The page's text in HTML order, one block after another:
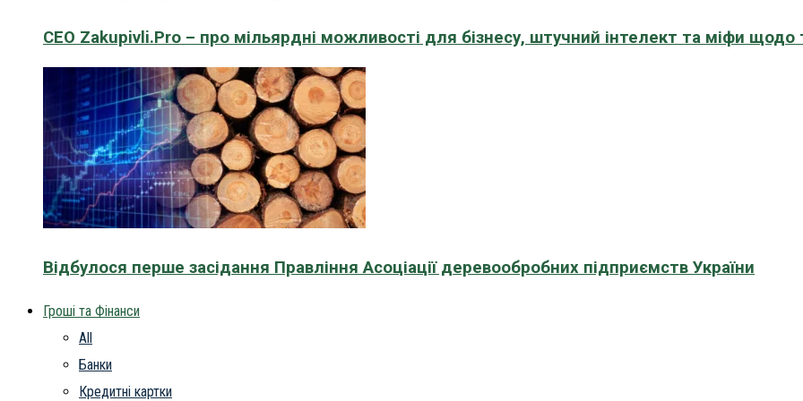
CEO Zakupivli.Pro – про мільярдні можливості для бізнесу, штучний інтелект та міфи щодо
Відбулося перше засідання Правління Асоціації деревообробних підприємств України
Гроші та Фінанси
All
Банки
Кредитні картки